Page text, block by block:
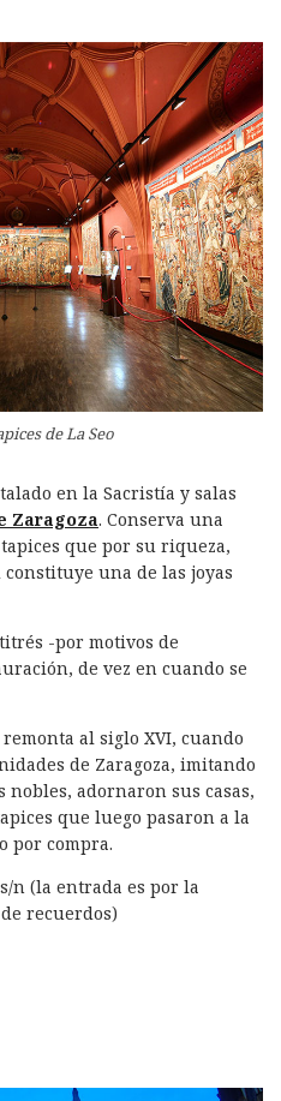
de La Seo
en la Sacristía y salas
Zaragoza. Conserva una
que por su riqueza,
una de las joyas
-por motivos de
de vez en cuando se
al siglo XVI, cuando
de Zaragoza, imitando
nobles, adornaron sus casas,
que luego pasaron a la
por compra.
n (la entrada es por la
recuerdos)